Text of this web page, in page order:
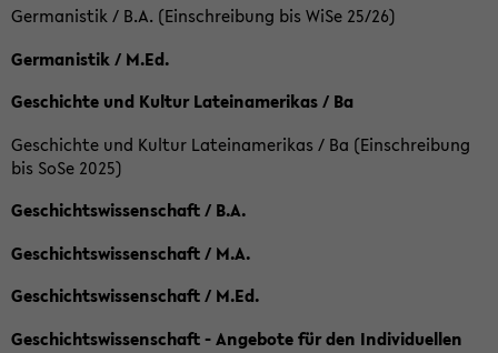
Germanistik / B.A. (Einschreibung bis WiSe 25/26)
Germanistik / M.Ed.
Geschichte und Kultur Lateinamerikas / Ba
Geschichte und Kultur Lateinamerikas / Ba (Einschreibung
bis SoSe 2025)
Geschichtswissenschaft / B.A.
Geschichtswissenschaft / M.A.
Geschichtswissenschaft / M.Ed.
Geschichtswissenschaft - Angebote für den Individuellen